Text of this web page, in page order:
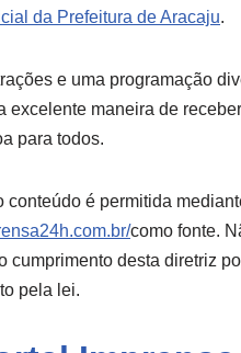
da Prefeitura de Aracaju.
e uma programação
excelente maneira de
para todos.
conteúdo é permitida
como fonte.
cumprimento desta diretriz
pela lei.